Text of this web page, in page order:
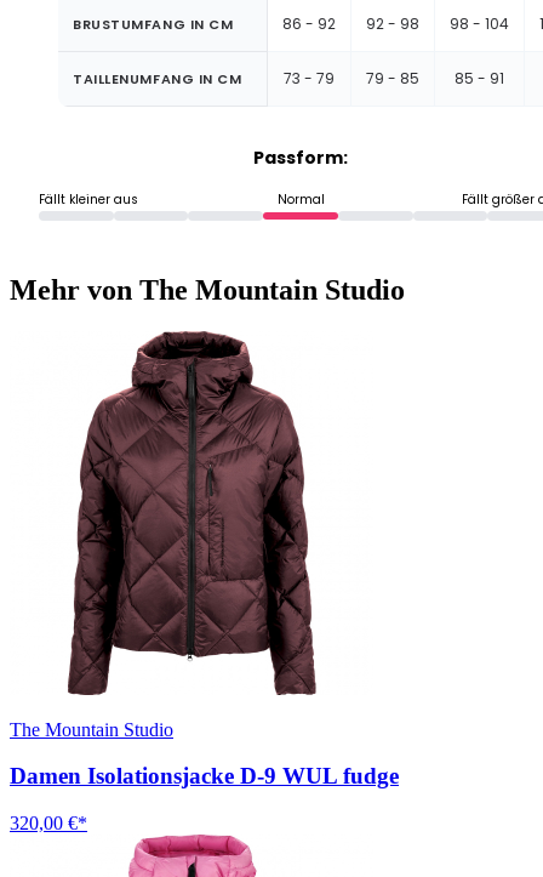
BRUSTUMFANG IN CM 86 - 92 92 - 98 98 - 104
TAILLENUMFANG IN CM 73 - 79 79 - 85 85 - 91
Passform:
Fällt kleiner aus Normal Fällt größer
Mehr von The Mountain Studio
The Mountain Studio
Damen Isolationsjacke D-9 WUL fudge
320,00 €*